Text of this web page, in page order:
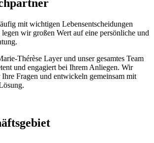
mit wichtigen Lebensentscheidungen
wir großen Wert auf eine persönliche und
Thérèse Layer und unser gesamtes Team
und engagiert bei Ihrem Anliegen. Wir
Fragen und entwickeln gemeinsam mit